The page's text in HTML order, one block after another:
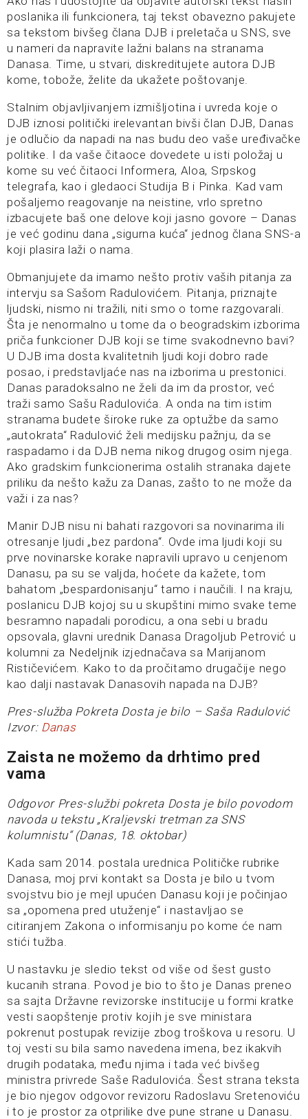
poslanika ili funkcionera, taj tekst obavezno pakujete
sa tekstom bivšeg člana DJB i preletača u SNS, sve
u nameri da napravite lažni balans na stranama
Danasa. Time, u stvari, diskreditujete autora DJB
kome, tobože, želite da ukažete poštovanje.
Stalnim objavljivanjem izmišljotina i uvreda koje o
DJB iznosi politički irelevantan bivši član DJB, Danas
je odlučio da napadi na nas budu deo vaše uređivačke
politike. I da vaše čitaoce dovedete u isti položaj u
kome su već čitaoci Informera, Aloa, Srpskog
telegrafa, kao i gledaoci Studija B i Pinka. Kad vam
pošaljemo reagovanje na neistine, vrlo spretno
izbacujete baš one delove koji jasno govore – Danas
je već godinu dana „sigurna kuća“ jednog člana SNS-a
koji plasira laži o nama.
Obmanjujete da imamo nešto protiv vaših pitanja za
intervju sa Sašom Radulovićem. Pitanja, priznajte
ljudski, nismo ni tražili, niti smo o tome razgovarali.
Šta je nenormalno u tome da o beogradskim izborima
priča funkcioner DJB koji se time svakodnevno bavi?
U DJB ima dosta kvalitetnih ljudi koji dobro rade
posao, i predstavljaće nas na izborima u prestonici.
Danas paradoksalno ne želi da im da prostor, već
traži samo Sašu Radulovića. A onda na tim istim
stranama budete široke ruke za optužbe da samo
„autokrata“ Radulović želi medijsku pažnju, da se
raspadamo i da DJB nema nikog drugog osim njega.
Ako gradskim funkcionerima ostalih stranaka dajete
priliku da nešto kažu za Danas, zašto to ne može da
važi i za nas?
Manir DJB nisu ni bahati razgovori sa novinarima ili
otresanje ljudi „bez pardona“. Ovde ima ljudi koji su
prve novinarske korake napravili upravo u cenjenom
Danasu, pa su se valjda, hoćete da kažete, tom
bahatom „bespardonisanju“ tamo i naučili. I na kraju,
poslanicu DJB kojoj su u skupštini mimo svake teme
besramno napadali porodicu, a ona sebi u bradu
opsovala, glavni urednik Danasa Dragoljub Petrović u
kolumni za Nedeljnik izjednačava sa Marijanom
Rističevićem. Kako to da pročitamo drugačije nego
kao dalji nastavak Danasovih napada na DJB?
Pres-služba Pokreta Dosta je bilo – Saša Radulović
Izvor: Danas
Zaista ne možemo da drhtimo pred
vama
Odgovor Pres-službi pokreta Dosta je bilo povodom
navoda u tekstu „Kraljevski tretman za SNS
kolumnistu“ (Danas, 18. oktobar)
Kada sam 2014. postala urednica Političke rubrike
Danasa, moj prvi kontakt sa Dosta je bilo u tvom
svojstvu bio je mejl upućen Danasu koji je počinjao
sa „opomena pred utuženje“ i nastavljao se
citiranjem Zakona o informisanju po kome će nam
stići tužba.
U nastavku je sledio tekst od više od šest gusto
kucanih strana. Povod je bio to što je Danas preneo
sa sajta Državne revizorske institucije u formi kratke
vesti saopštenje protiv kojih je sve ministara
pokrenut postupak revizije zbog troškova u resoru. U
toj vesti su bila samo navedena imena, bez ikakvih
drugih podataka, među njima i tada već bivšeg
ministra privrede Saše Radulovića. Šest strana teksta
je bio njegov odgovor revizoru Radoslavu Sretenoviću
i to je prostor za otprilike dve pune strane u Danasu.